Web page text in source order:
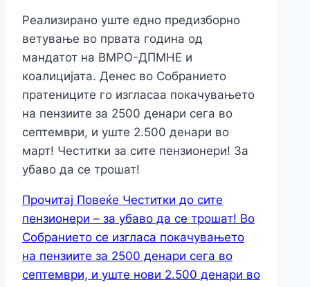
Реализирано уште едно предизборно
ветување во првата година од
мандатот на ВМРО-ДПМНЕ и
коалицијата. Денес во Собранието
пратениците го изгласаа покачувањето
на пензиите за 2500 денари сега во
септември, и уште 2.500 денари во
март! Честитки за сите пензионери! За
убаво да се трошат!
Прочитај Повеќе Честитки до сите
пензионери – за убаво да се трошат! Во
Собранието се изгласа покачувањето
на пензиите за 2500 денари сега во
септември, и уште нови 2.500 денари во